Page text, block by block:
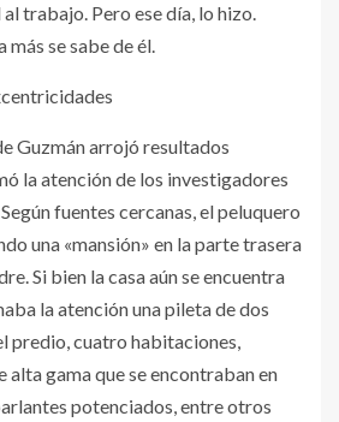
trabajo. Pero ese día, lo hizo.
más se sabe de él.
Guzmán arrojó resultados
la atención de los investigadores
fuentes cercanas, el peluquero
una «mansión» en la parte trasera
Si bien la casa aún se encuentra
la atención una pileta de dos
predio, cuatro habitaciones,
alta gama que se encontraban en
potenciados, entre otros